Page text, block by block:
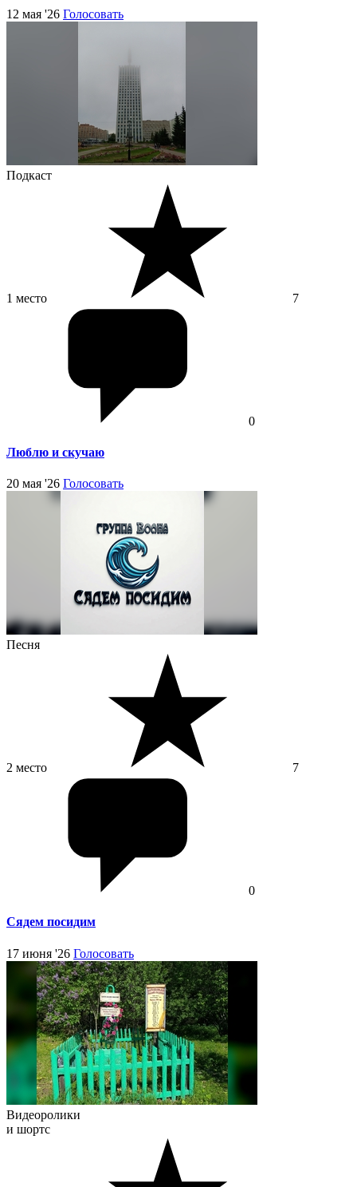
12 мая '26 Голосовать
Подкаст
1 место 7
0
Люблю и скучаю
20 мая '26 Голосовать
Песня
2 место 7
0
Сядем посидим
17 июня '26 Голосовать
Видеоролики
и шортс